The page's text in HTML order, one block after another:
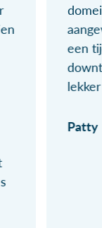
een
Patty